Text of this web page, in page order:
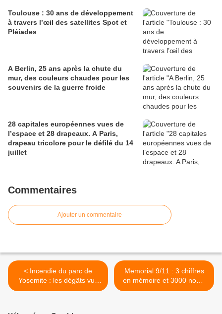
Toulouse : 30 ans de développement
à travers l’œil des satellites Spot et
Pléiades
A Berlin, 25 ans après la chute du
mur, des couleurs chaudes pour les
souvenirs de la guerre froide
28 capitales européennes vues de
l’espace et 28 drapeaux. A Paris,
drapeau tricolore pour le défilé du 14
juillet
Commentaires
Ajouter un commentaire
< Incendie du parc de
Yosemite : les dégâts vus
par le satellite Spot 6
Memorial 9/11 : 3 chiffres
en mémoire et 3000 noms
à ne pas oublier >